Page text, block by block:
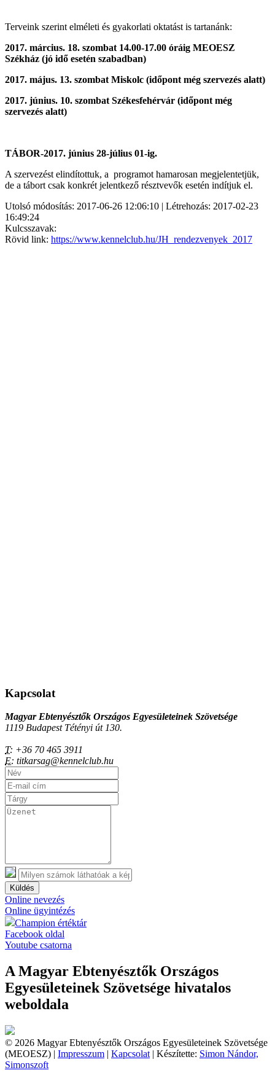
Terveink szerint elméleti és gyakorlati oktatást is tartanánk:
2017. március. 18. szombat 14.00-17.00 óráig MEOESZ
Székház (jó idő esetén szabadban)
2017. május. 13. szombat Miskolc (időpont még szervezés alatt)
2017. június. 10. szombat Székesfehérvár (időpont még
szervezés alatt)
TÁBOR-2017. június 28-július 01-ig.
A szervezést elindítottuk, a programot hamarosan megjelentetjük,
de a tábort csak konkrét jelentkező résztvevők esetén indítjuk el.
Utolsó módosítás: 2017-06-26 12:06:10 | Létrehozás: 2017-02-23
16:49:24
Kulcsszavak:
Rövid link: https://www.kennelclub.hu/JH_rendezvenyek_2017
Kapcsolat
Magyar Ebtenyésztők Országos Egyesületeinek Szövetsége
1119 Budapest Tétényi út 130.
T: +36 70 465 3911
E: titkarsag@kennelclub.hu
Küldés
Online nevezés
Online ügyintézés
Champion értéktár
Facebook oldal
Youtube csatorna
A Magyar Ebtenyésztők Országos
Egyesületeinek Szövetsége hivatalos
weboldala
© 2026 Magyar Ebtenyésztők Országos Egyesületeinek Szövetsége
(MEOESZ) | Impresszum | Kapcsolat | Készítette: Simon Nándor,
Simonszoft